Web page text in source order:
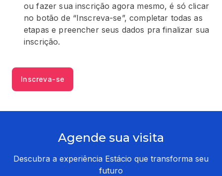
ou fazer sua inscrição agora mesmo, é só clicar
no botão de “Inscreva-se”, completar todas as
etapas e preencher seus dados pra finalizar sua
inscrição.
Inscreva-se
Agende sua visita
Descubra a experiência Estácio que transforma seu
futuro